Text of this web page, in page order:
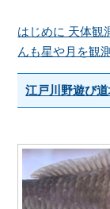
はじめに 天体観
んも星や月を観
江戸川野遊び